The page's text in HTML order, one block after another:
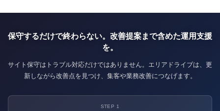
保守するだけで終わらない。改善提案まで含めた運用支援
を。
サイト保守はトラブル対応だけではありません。エリアドライブは、更
新しながら改善点を見つけ、集客や業務改善につなげます。
STEP 1